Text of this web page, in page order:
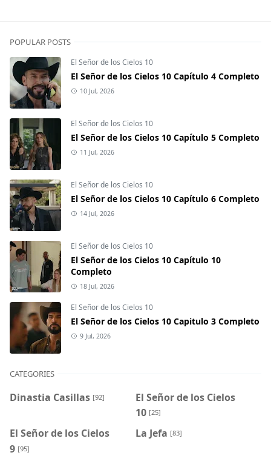
POPULAR POSTS
El Señor de los Cielos 10
El Señor de los Cielos 10 Capítulo 4 Completo
10 Jul, 2026
El Señor de los Cielos 10
El Señor de los Cielos 10 Capítulo 5 Completo
11 Jul, 2026
El Señor de los Cielos 10
El Señor de los Cielos 10 Capítulo 6 Completo
14 Jul, 2026
El Señor de los Cielos 10
El Señor de los Cielos 10 Capítulo 10
Completo
18 Jul, 2026
El Señor de los Cielos 10
El Señor de los Cielos 10 Capitulo 3 Completo
9 Jul, 2026
CATEGORIES
Dinastia Casillas [92]
El Señor de los Cielos
10 [25]
El Señor de los Cielos
9 [95]
La Jefa [83]